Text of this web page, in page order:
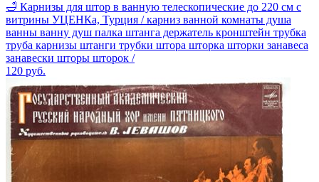
🛁 Карнизы для штор в ванную телескопические до 220 см с
витрины УЦЕНКа, Турция / карниз ванной комнаты душа
ванны ванну душ палка штанга держатель кронштейн трубка
труба карнизы штанги трубки штора шторка шторки занавеса
занавески шторы шторок /
120 руб.